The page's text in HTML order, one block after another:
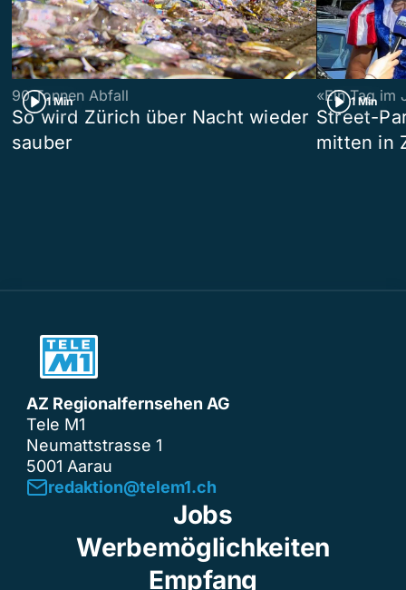
1 Min
90 Tonnen Abfall
So wird Zürich über Nacht wieder
sauber
1 Min
«Ein Tag im
Street-
mitten in
AZ Regionalfernsehen AG
Tele M1
Neumattstrasse 1
5001 Aarau
redaktion@telem1.ch
Jobs
Werbemöglichkeiten
Empfang